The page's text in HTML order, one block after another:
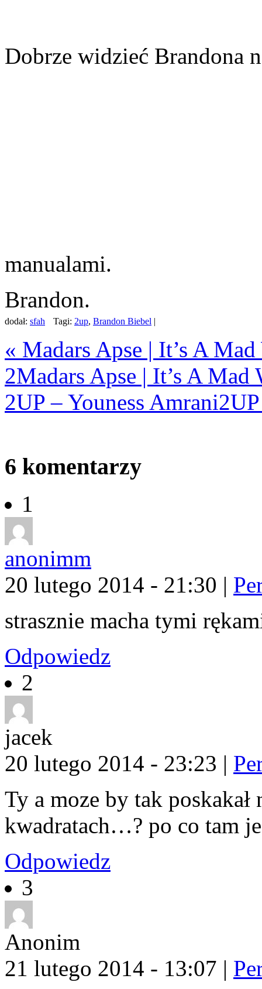
Dobrze widzieć Brandona
manualami.
Brandon.
dodał: sfah Tagi: 2up, Brandon Biebel |
« Madars Apse | It’s A
2Madars Apse | It’s A
2UP – Youness Amrani
6 komentarzy
1
anonimm
20 lutego 2014 - 21:30 |
strasznie macha tymi
Odpowiedz
2
jacek
20 lutego 2014 - 23:23 |
Ty a moze by tak
kwadratach…? po co tam
Odpowiedz
3
Anonim
21 lutego 2014 - 13:07 |